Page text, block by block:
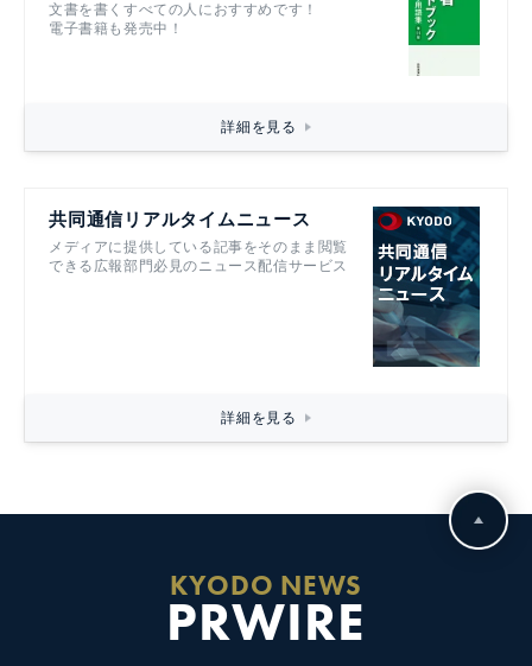
文書を書くすべての人におすすめです！
電子書籍も発売中！
詳細を見る
共同通信リアルタイムニュース
メディアに提供している記事をそのまま閲覧
できる広報部門必見のニュース配信サービス
詳細を見る
KYODO NEWS
PRWIRE